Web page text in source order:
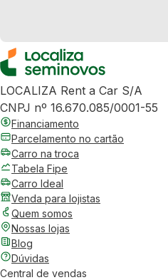
LOCALIZA Rent a Car S/A
CNPJ nº 16.670.085/0001-55
Financiamento
Parcelamento no cartão
Carro na troca
Tabela Fipe
Carro Ideal
Venda para lojistas
Quem somos
Nossas lojas
Blog
Dúvidas
Central de vendas